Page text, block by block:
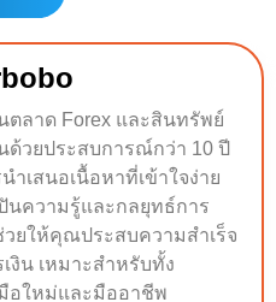
ตลาด Forex และสินทรัพย์
ด้วยประสบการณ์กว่า 10 ปี
ำเสนอเนื้อหาที่เข้าใจง่าย
นความรู้และกลยุทธ์การ
วยให้คุณประสบความสำเร็จ
งิน เหมาะสำหรับทั้ง
มือใหม่และมืออาชีพ